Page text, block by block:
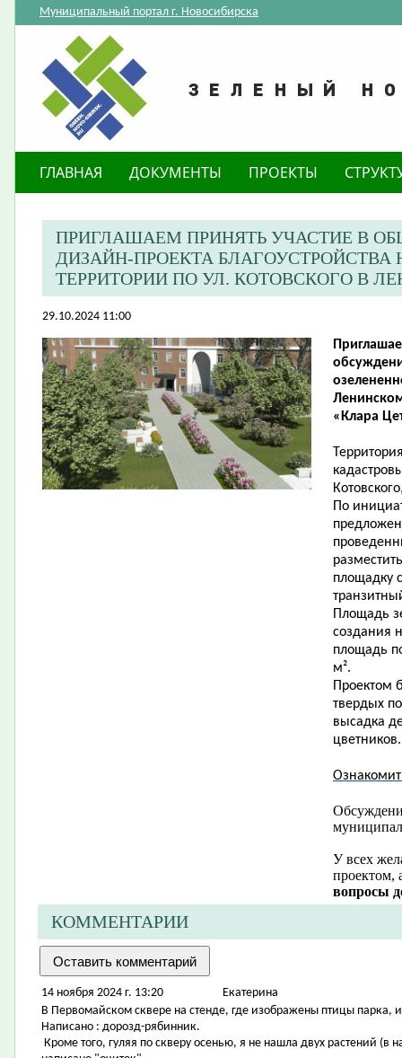
Муниципальный портал г. Новосибирска
ГЛАВНАЯ ДОКУМЕНТЫ ПРОЕКТЫ
ПРИГЛАШАЕМ ПРИНЯТЬ УЧАСТИЕ В
ДИЗАЙН-ПРОЕКТА
ТЕРРИТОРИИ ПО УЛ. КОТОВСКОГО В
29.10.2024 11:00
«Клара
По
площадку
Площадь
создания
площадь
м².
Проектом
твердых
высадка
цветников.
У всех
проектом,
вопросы
КОММЕНТАРИИ
14 ноября 2024 г. 13:20
Екатерина
В Первомайском сквере на стенде, где изображены птицы парка,
Написано : дорозд-рябинник.
Кроме того, гуляя по скверу осенью, я не нашла двух растений (в